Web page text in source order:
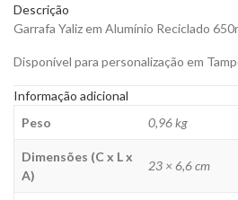
Descrição
Garrafa Yaliz em Alumínio Reciclado
Disponível para personalização em
Informação adicional
Peso
0,96 kg
Dimensões (C x L x
A)
23 × 6,6 cm